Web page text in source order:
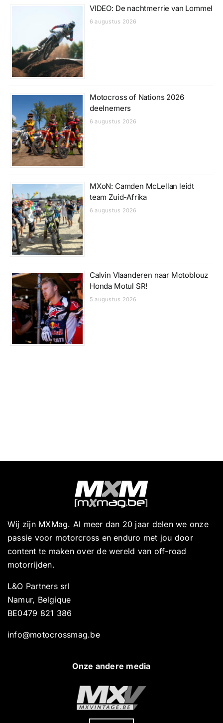
VIDEO: De nachtmerrie van Lommel
6 augustus 2026
Motocross of Nations 2026
deelnemers
6 augustus 2026
MXoN: Camden McLellan leidt
team Zuid-Afrika
6 augustus 2026
Calvin Vlaanderen naar Motoblouz
Honda Motul SR!
5 augustus 2026
Wij zijn MXMag. Al meer dan 20 jaar delen we onze
passie voor motorcross en enduro met jou door
content te maken over de wereld van off-road
motorrijden.
L&O Partners srl
Namur, Belgique
BE0479 821 386
info@motocrossmag.be
Onze andere media